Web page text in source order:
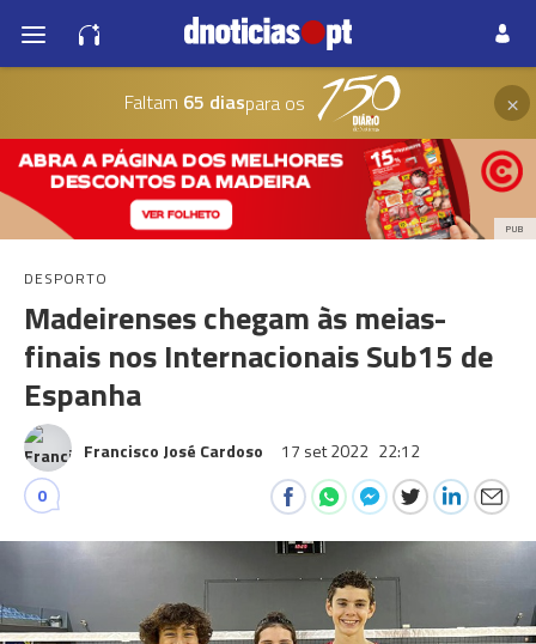
Faltam 65 diaspara os ×
PUB
DESPORTO
Madeirenses chegam às meias-
finais nos Internacionais Sub15 de
Espanha
Francisco José Cardoso 17 set 2022 22:12
0